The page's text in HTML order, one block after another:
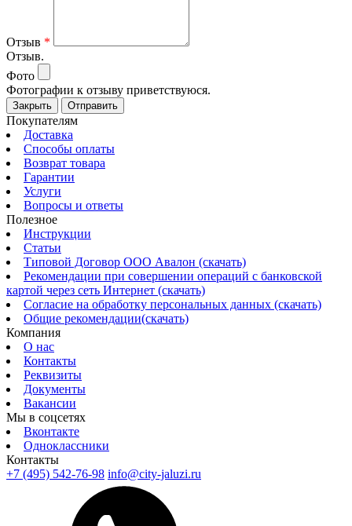
Отзыв *
Отзыв.
Фото
Фотографии к отзыву приветствуюся.
Закрыть Отправить
Покупателям
Доставка
Способы оплаты
Возврат товара
Гарантии
Услуги
Вопросы и ответы
Полезное
Инструкции
Статьи
Типовой Договор ООО Авалон (скачать)
Рекомендации при совершении операций с банковской
картой через сеть Интернет (скачать)
Согласие на обработку персональных данных (скачать)
Общие рекомендации(скачать)
Компания
О нас
Контакты
Реквизиты
Документы
Вакансии
Мы в соцсетях
Вконтакте
Одноклассники
Контакты
+7 (495) 542-76-98 info@city-jaluzi.ru